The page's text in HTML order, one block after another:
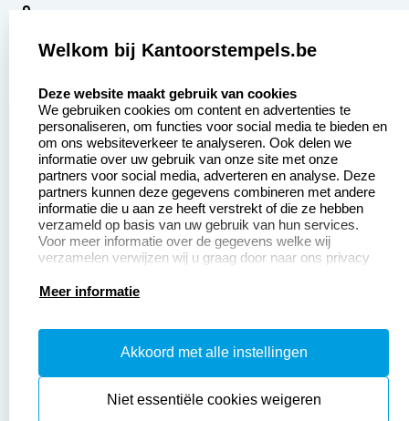
9
Aanvraag op maat
Betaling &
Verzending
Wederverkoper
worden
Contact opnemen
Veel gestelde vragen
Retourneren
Herroepingsrecht
Productinformatie:
Instructiepagina
Safety Sheets
Welkom bij Kantoorstempels.be
Deze website maakt gebruik van cookies
We gebruiken cookies om content en advertenties te
personaliseren, om functies voor social media te bieden en
om ons websiteverkeer te analyseren. Ook delen we
informatie over uw gebruik van onze site met onze
partners voor social media, adverteren en analyse. Deze
partners kunnen deze gegevens combineren met andere
informatie die u aan ze heeft verstrekt of die ze hebben
verzameld op basis van uw gebruik van hun services.
Voor meer informatie over de gegevens welke wij
verzamelen verwijzen wij u graag door naar ons privacy
Meer informatie
Akkoord met alle instellingen
Niet essentiële cookies weigeren